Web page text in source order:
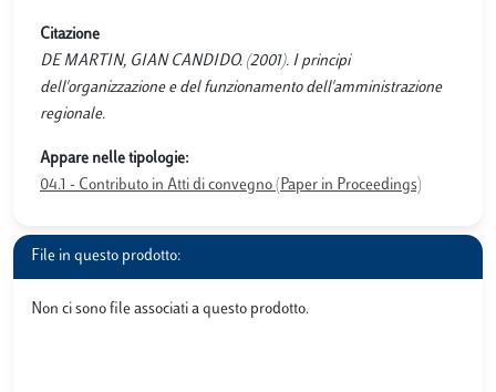
Citazione
DE MARTIN, GIAN CANDIDO. (2001). I principi
dell'organizzazione e del funzionamento dell'amministrazione
regionale.
Appare nelle tipologie:
04.1 - Contributo in Atti di convegno (Paper in Proceedings)
File in questo prodotto:
Non ci sono file associati a questo prodotto.